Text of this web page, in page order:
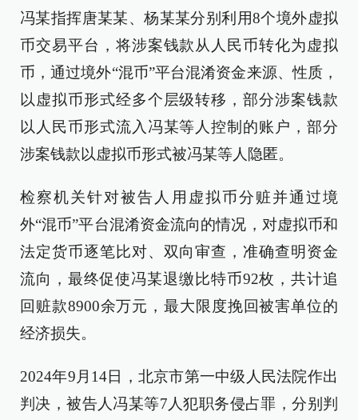
冯某指挥唐某某、杨某某分别利用8个境外虚拟
币交易平台，将涉案钱款从人民币转化为虚拟
币，通过境外“混币”平台混淆资金来源、性质，
以虚拟币形式经多个层级转移，部分涉案钱款
以人民币形式流入冯某等人控制的账户，部分
涉案钱款以虚拟币形式被冯某等人隐匿。
检察机关针对被告人用虚拟币分赃并通过境
外“混币”平台混淆资金流向的情况，对虚拟币和
法定货币逐笔比对、双向审查，准确查明资金
流向，最终促使冯某退缴比特币92枚，共计追
回赃款8900余万元，最大限度挽回被害单位的
经济损失。
2024年9月14日，北京市第一中级人民法院作出
判决，被告人冯某等7人犯职务侵占罪，分别判